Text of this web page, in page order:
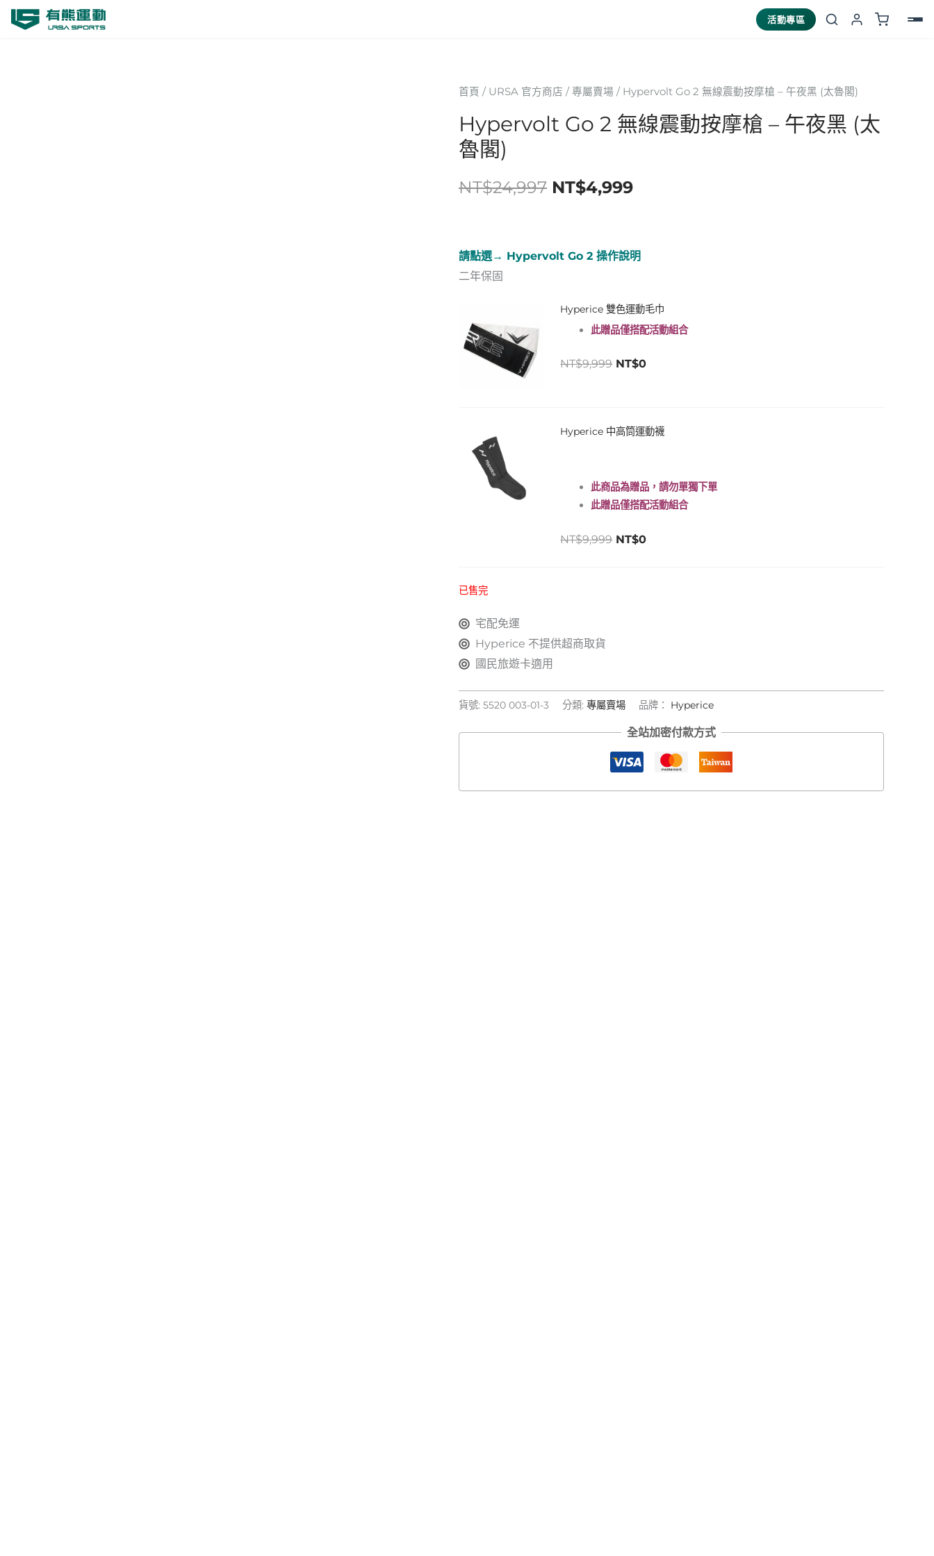
活動專區
首頁 / URSA 官方商店 / 專屬賣場 / Hypervolt Go 2 無線震動按摩槍 – 午夜黑 (太魯閣)
Hypervolt Go 2 無線震動按摩槍 – 午夜黑 (太
魯閣)
NT$24,997
原
始
格：
NT$4,999
目
前
格：
請點選→ Hypervolt Go 2 操作說明
二年保固
Hyperice 雙色運動毛巾
此贈品僅搭配活動組合
NT$9,999
原
始
NT$0
目
前
Hyperice 中高筒運動襪
此商品為贈品，請勿單獨下單
此贈品僅搭配活動組合
NT$9,999
原
格：
NT$0
目
格：
已售完
宅配免運
Hyperice 不提供超商取貨
國民旅遊卡適用
貨號: 5520 003-01-3 分類: 專屬賣場 品牌： Hyperice
全站加密付款方式